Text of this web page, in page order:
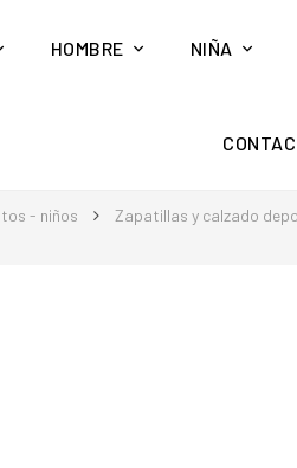
HOMBRE NIÑA
- niños Zapatillas y calzado